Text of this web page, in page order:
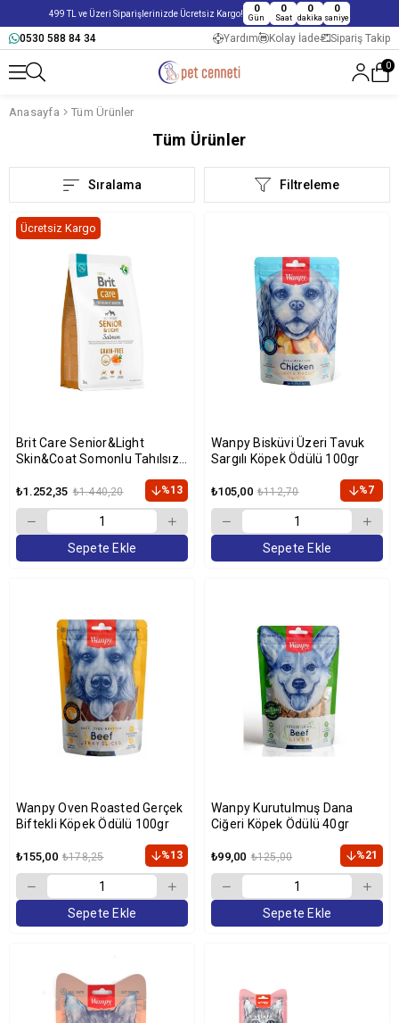
499 TL ve Üzeri Siparişlerinizde Ücretsiz Kargo! 0
Gün
0
Saat
0
dakika
0
saniye
0530 588 84 34 Yardım Kolay İade Sipariş Takip
0
Anasayfa Tüm Ürünler
Tüm Ürünler
Filtreleme
Sıralama
Brit Care Senior&Light
Skin&Coat Somonlu Tahılsız
₺1.252,35 ₺1.440,20 %13
Ücretsiz Kargo
Sepete Ekle
Wanpy Bisküvi Üzeri Tavuk
Sargılı Köpek Ödülü 100gr
₺105,00 ₺112,70 %7
Sepete Ekle
Wanpy Oven Roasted Gerçek
Biftekli Köpek Ödülü 100gr
₺155,00 ₺178,25 %13
Sepete Ekle
Wanpy Kurutulmuş Dana
Ciğeri Köpek Ödülü 40gr
₺99,00 ₺125,00 %21
Sepete Ekle